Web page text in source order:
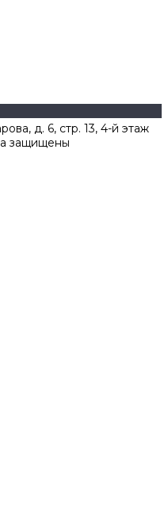
д. 6, стр. 13, 4-й этаж
защищены